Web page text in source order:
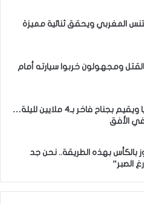
المغربي ويحقق ثنائية مميزة
ومجهولون خربوا سيارته أمام
زياش يتقاضى 200 مليون شهريا ويقيم بجناح فاخر بـ4 ملايين لليلة…
في الأفق
بالكأس بهذه الطريقة.. نحن جد
الصبر”